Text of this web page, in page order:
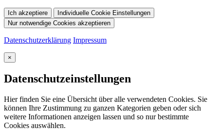
Ich akzeptiere
Individuelle Cookie Einstellungen
Nur notwendige Cookies akzeptieren
Datenschutzerklärung Impressum
×
Datenschutzeinstellungen
Hier finden Sie eine Übersicht über alle verwendeten Cookies. Sie
können Ihre Zustimmung zu ganzen Kategorien geben oder sich
weitere Informationen anzeigen lassen und so nur bestimmte
Cookies auswählen.